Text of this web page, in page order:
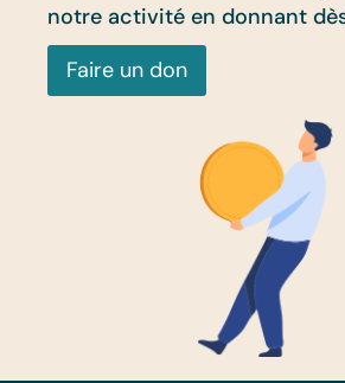
notre activité en donnant
Faire un don